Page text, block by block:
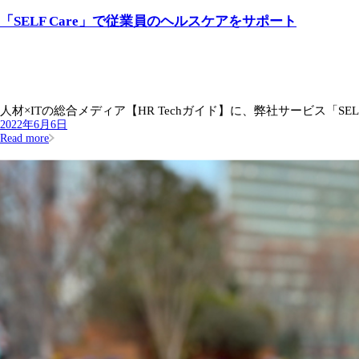
「SELF Care」で従業員のヘルスケアをサポート
人材×ITの総合メディア【HR Techガイド】に、弊社サービス「
2022年6月6日
Read more